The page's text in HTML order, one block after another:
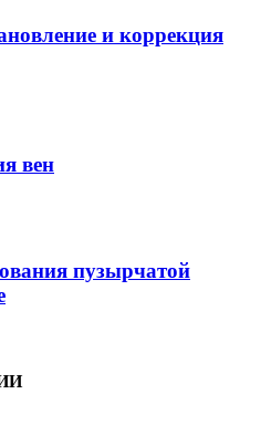
и коррекция
вен
пузырчатой